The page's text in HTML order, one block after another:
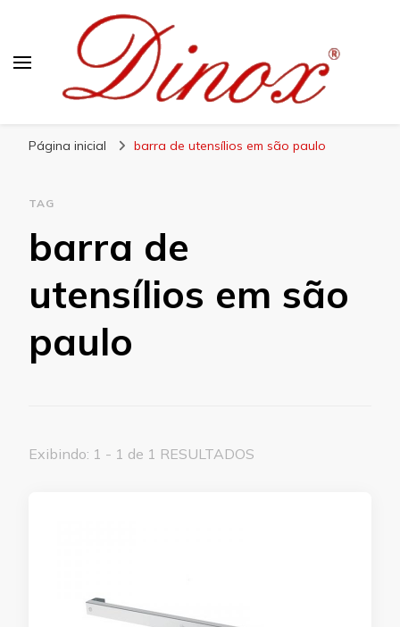
Página inicial barra de utensílios em são paulo
TAG
barra de
utensílios em são
paulo
Exibindo: 1 - 1 de 1 RESULTADOS